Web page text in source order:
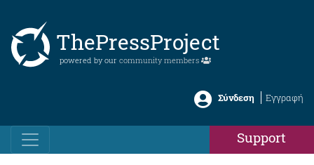
ThePressProject
powered by our community members
Σύνδεση Εγγραφή
Support